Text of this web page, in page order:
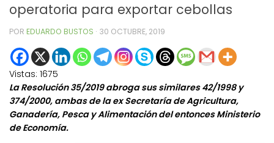
operatoria para exportar cebollas
POR EDUARDO BUSTOS · 30 OCTUBRE, 2019
Vistas: 1675
La Resolución 35/2019 abroga sus similares 42/1998 y
374/2000, ambas de la ex Secretaría de Agricultura,
Ganadería, Pesca y Alimentación del entonces Ministerio
de Economía.